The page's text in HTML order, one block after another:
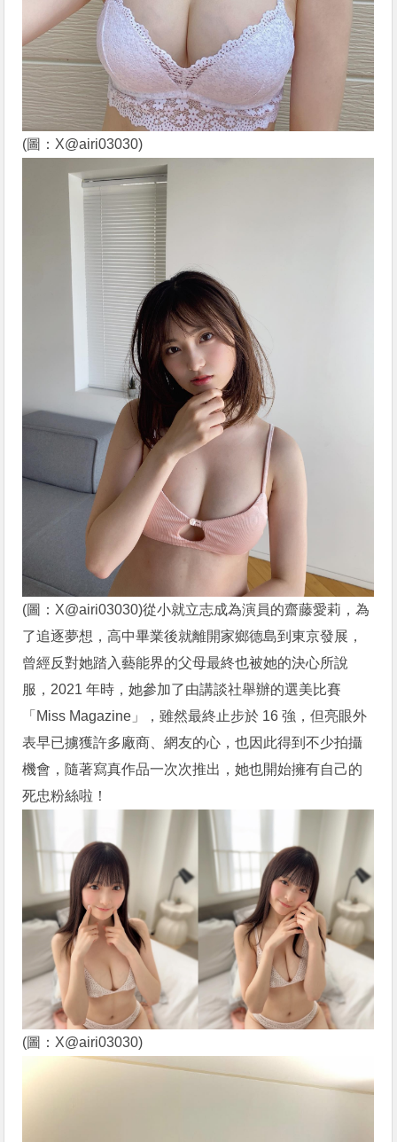
(圖：X@airi03030)
(圖：X@airi03030)從小就立志成為演員的齋藤愛莉，為
了追逐夢想，高中畢業後就離開家鄉德島到東京發展，
曾經反對她踏入藝能界的父母最終也被她的決心所說
服，2021 年時，她參加了由講談社舉辦的選美比賽
「Miss Magazine」，雖然最終止步於 16 強，但亮眼外
表早已擄獲許多廠商、網友的心，也因此得到不少拍攝
機會，隨著寫真作品一次次推出，她也開始擁有自己的
死忠粉絲啦！
(圖：X@airi03030)